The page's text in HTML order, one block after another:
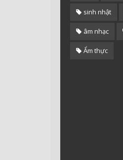
sinh nhật
âm nhạc
Ẩm thực